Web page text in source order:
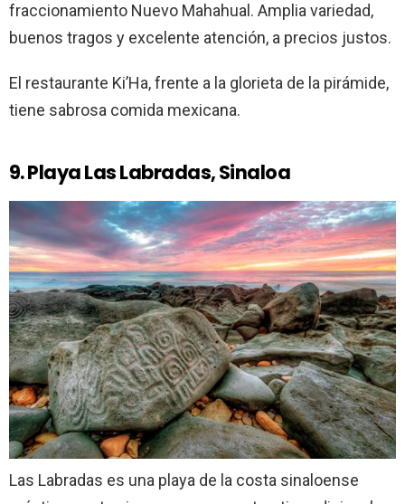
fraccionamiento Nuevo Mahahual. Amplia variedad,
buenos tragos y excelente atención, a precios justos.
El restaurante Ki’Ha, frente a la glorieta de la pirámide,
tiene sabrosa comida mexicana.
9. Playa Las Labradas, Sinaloa
Las Labradas es una playa de la costa sinaloense